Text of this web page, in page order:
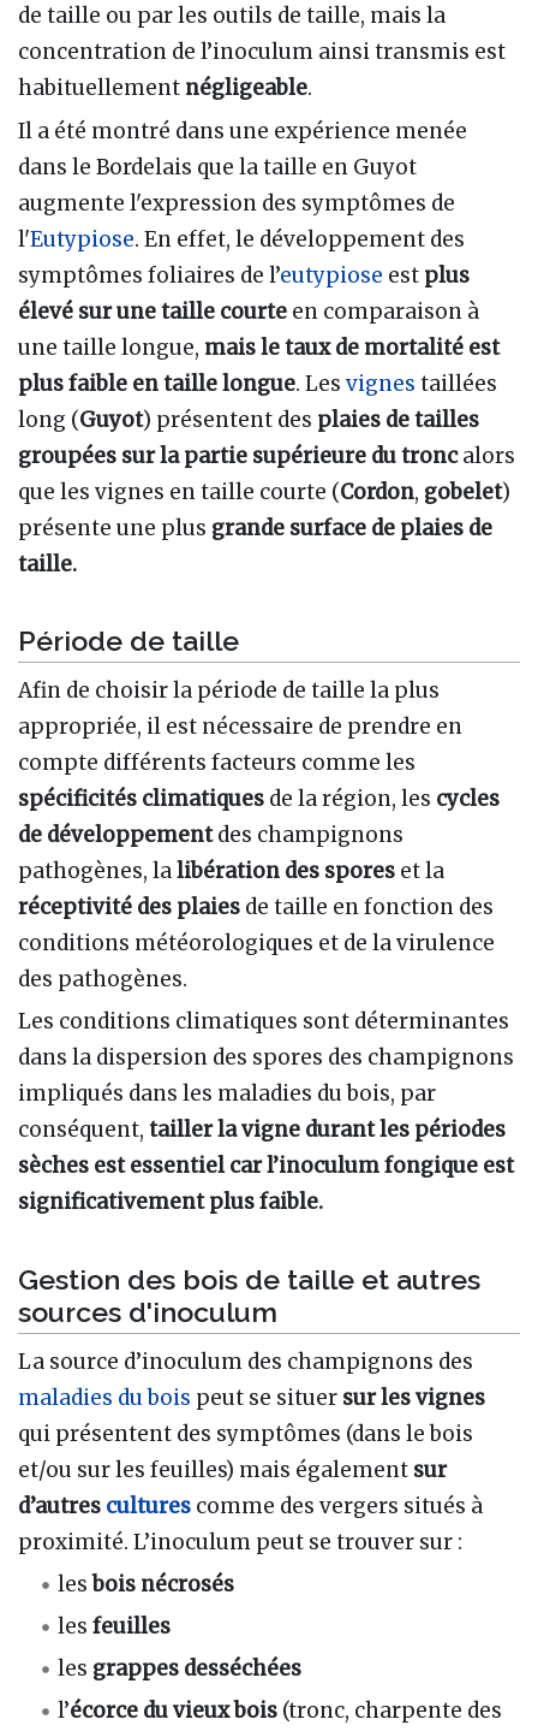
de taille ou par les outils de taille, mais la
concentration de l’inoculum ainsi transmis est
habituellement négligeable.
Il a été montré dans une expérience menée
dans le Bordelais que la taille en Guyot
augmente l'expression des symptômes de
l'Eutypiose. En effet, le développement des
symptômes foliaires de l’eutypiose est plus
élevé sur une taille courte en comparaison à
une taille longue, mais le taux de mortalité est
plus faible en taille longue. Les vignes taillées
long (Guyot) présentent des plaies de tailles
groupées sur la partie supérieure du troncalors
que les vignes en taille courte (Cordon, gobelet)
présente une plus grande surface de plaies de
taille.
Période de taille
Afin de choisir la période de taille la plus
appropriée, il est nécessaire de prendre en
compte différents facteurs comme les
spécificités climatiques de la région, les cycles
de développementdes champignons
pathogènes, lalibération des spores et la
réceptivité des plaies de taille en fonction des
conditions météorologiques et de la virulence
des pathogènes.
Les conditions climatiques sont déterminantes
dans la dispersion des spores des champignons
impliqués dans les maladies du bois, par
conséquent, tailler la vigne durant les périodes
sèches est essentiel car l’inoculum fongique est
significativement plus faible.
Gestion des bois de taille et autres
sources d'inoculum
La source d’inoculum des champignons des
maladies du bois peut se situer sur les vignes
qui présentent des symptômes (dans le bois
et/ou sur les feuilles) mais également sur
d’autres cultures comme des vergers situés à
proximité. L’inoculum peut se trouver sur :
lesbois nécrosés
lesfeuilles
les grappes desséchées
l’écorce du vieux bois (tronc, charpente des